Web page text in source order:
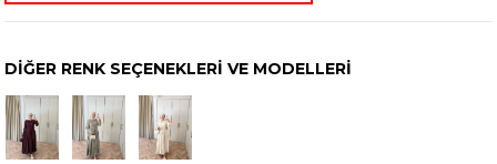
DIĞER RENK SEÇENEKLERI VE MODELLERI